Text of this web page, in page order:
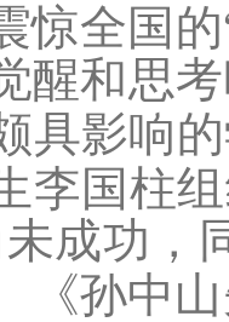
惊全国
醒和思
具影响
李国柱
成功，
《孙中